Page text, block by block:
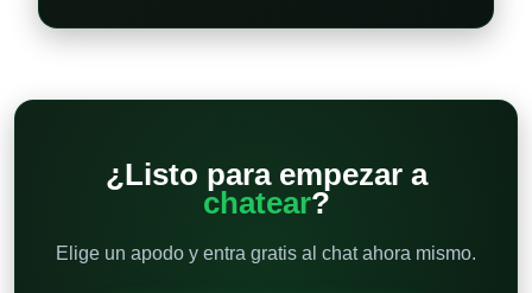
¿Listo para empezar a
chatear?
Elige un apodo y entra gratis al chat ahora mismo.